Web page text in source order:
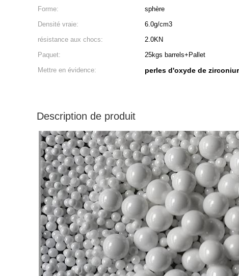
Forme:
sphère
Densité vraie:
6.0g/cm3
résistance aux chocs:
2.0KN
Paquet:
25kgs barrels+Pallet
Mettre en évidence:
perles d'oxyde de
Description de produit